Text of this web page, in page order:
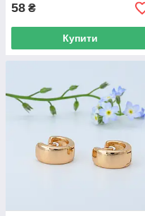
58 ₴
Купити